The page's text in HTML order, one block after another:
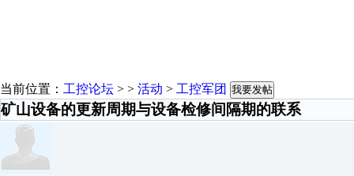
当前位置： 工控论坛 > > 活动 > 工控军团 我要发帖
矿山设备的更新周期与设备检修间隔期的联系